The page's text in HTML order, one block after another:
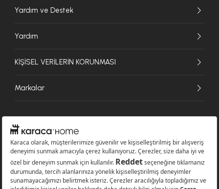
Yardım ve Destek
Yardım
KİŞİSEL VERİLERİN KORUNMASI
Markalar